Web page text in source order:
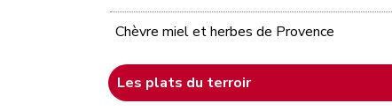
Chèvre miel et herbes de Provence
Les plats du terroir